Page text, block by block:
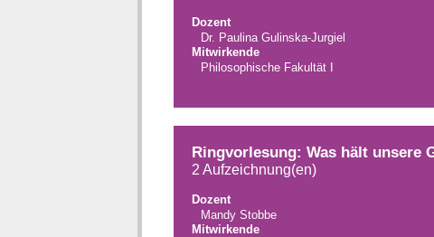
Dozent
Dr. Paulina Gulinska-Jurgiel
Mitwirkende
Philosophische Fakultät I
Ringvorlesung: Was hält unsere
2 Aufzeichnung(en)
Dozent
Mandy Stobbe
Mitwirkende